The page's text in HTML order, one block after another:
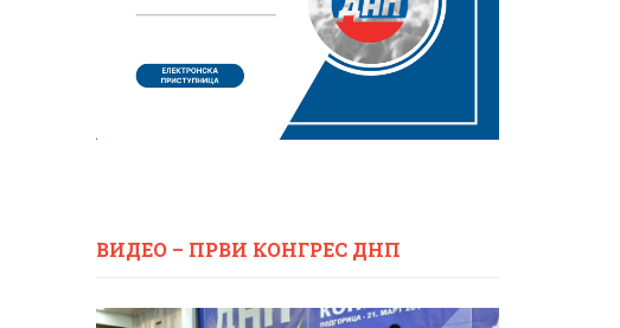
ВИДЕО – ПРВИ КОНГРЕС ДНП